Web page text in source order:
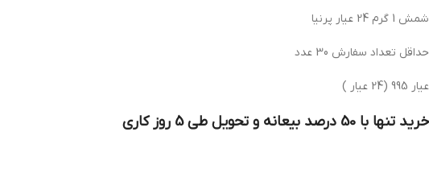
شمش 1 گرم 24 عیار پرنیا
حداقل تعداد سفارش 30 عدد
عیار 995 (24 عیار )
خرید تنها با 50 درصد بیعانه و تحویل طی 5 روز کاری